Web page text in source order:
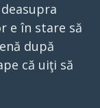
e în stare să
după
că uiţi să